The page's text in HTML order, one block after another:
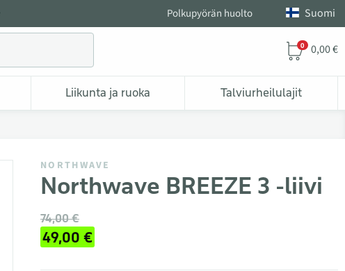
Polkupyörän huolto Suomi
0 0,00 €
Liikunta ja ruoka Talviurheilulajit
NORTHWAVE
Northwave BREEZE 3 -liivi
74,00 €
49,00 €